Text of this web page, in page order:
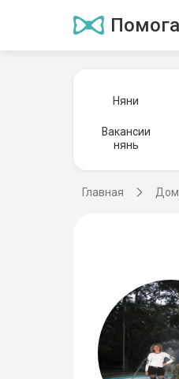
Няни
Вакансии
нянь
Главная